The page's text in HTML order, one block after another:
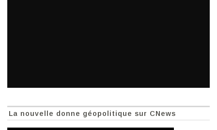
La nouvelle donne géopolitique sur CNews